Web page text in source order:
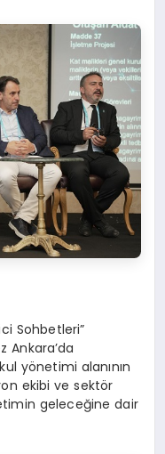
Sohbetleri”
Ankara’da
yönetimi alanının
ekibi ve sektör
geleceğine dair